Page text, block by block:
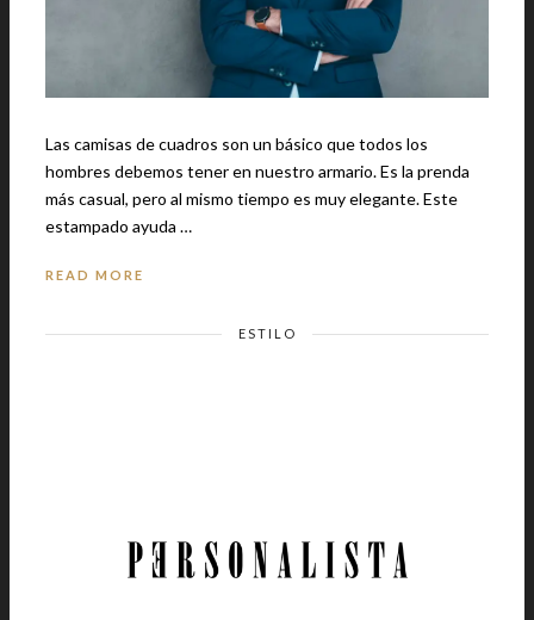
Las camisas de cuadros son un básico que todos los
hombres debemos tener en nuestro armario. Es la prenda
más casual, pero al mismo tiempo es muy elegante. Este
estampado ayuda …
READ MORE
ESTILO